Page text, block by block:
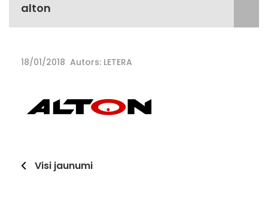
alton
18/01/2018 Autors: LETERA
Visi jaunumi